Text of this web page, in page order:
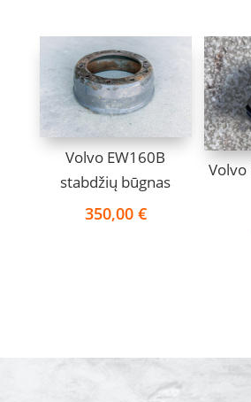
Volvo EW160B
stabdžių būgnas
350,00 €
Volvo